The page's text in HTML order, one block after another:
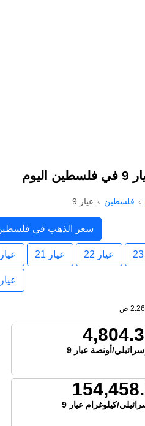
فلسطين عيار 9
سعر الذهب في
عيار 22 عيار 21 عيار
عيار
أونصة عيار 9
كيلوغرام عيار 9